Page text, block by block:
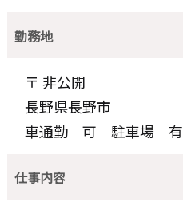
勤務地
〒 非公開
長野県長野市
車通勤 可 駐車場 有
仕事内容